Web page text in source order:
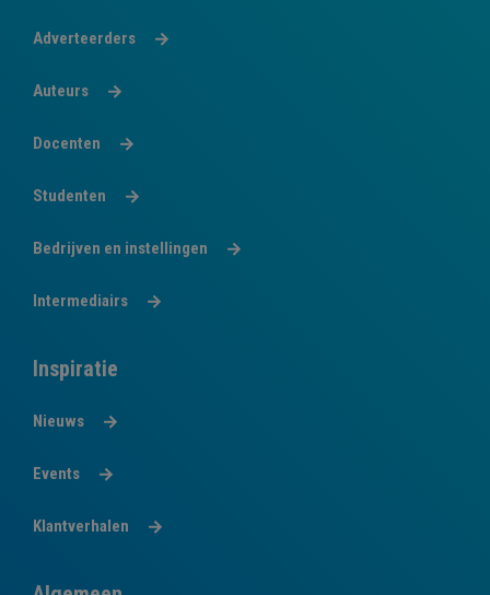
Adverteerders
Auteurs
Docenten
Studenten
Bedrijven en instellingen
Intermediairs
Inspiratie
Nieuws
Events
Klantverhalen